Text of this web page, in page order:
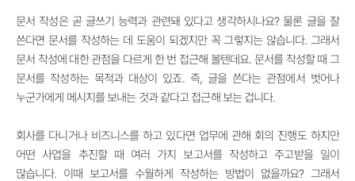
문서 작성은 곧 글쓰기 능력과 관련돼 있다고 생각하시나요? 물론 글을 잘
쓴다면 문서를 작성하는 데 도움이 되겠지만 꼭 그렇지는 않습니다. 그래서
문서 작성에 대한 관점을 다르게 한 번 접근해 볼텐데요. 문서를 작성할 때 그
문서를 작성하는 목적과 대상이 있죠. 즉, 글을 쓴다는 관점에서 벗어나
누군가에게 메시지를 보내는 것과 같다고 접근해 보는 겁니다.
회사를 다니거나 비즈니스를 하고 있다면 업무에 관해 회의 진행도 하지만
어떤 사업을 추진할 때 여러 가지 보고서를 작성하고 주고받을 일이
많습니다. 이때 보고서를 수월하게 작성하는 방법이 없을까요? 그래서